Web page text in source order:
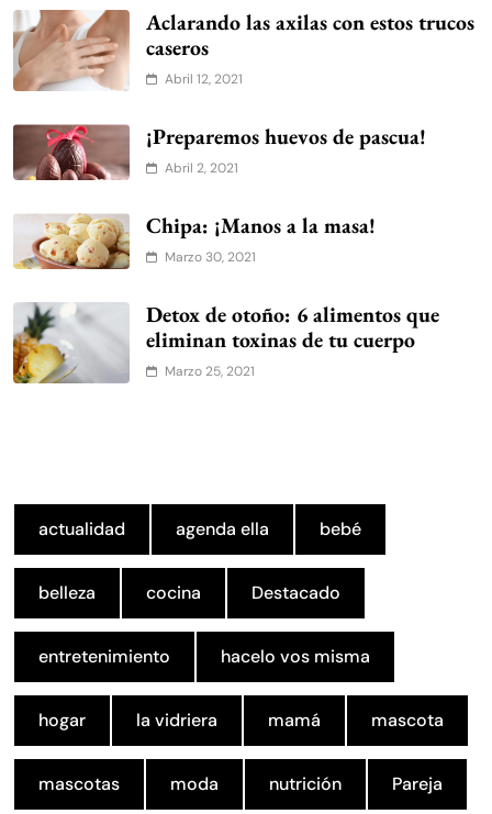
Aclarando las axilas con estos trucos
caseros
Abril 12, 2021
¡Preparemos huevos de pascua!
Abril 2, 2021
Chipa: ¡Manos a la masa!
Marzo 30, 2021
Detox de otoño: 6 alimentos que
eliminan toxinas de tu cuerpo
Marzo 25, 2021
actualidad agenda ella bebé
belleza cocina Destacado
entretenimiento hacelo vos misma
hogar la vidriera mamá mascota
mascotas moda nutrición Pareja